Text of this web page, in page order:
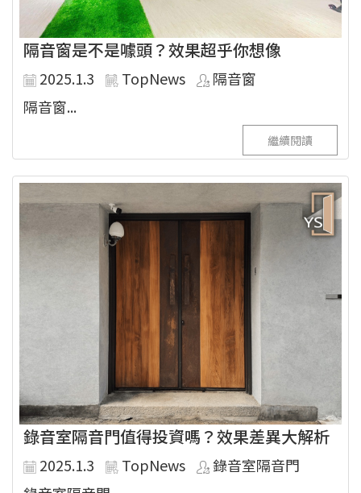
隔音窗是不是噱頭？效果超乎你想像
2025.1.3 TopNews
隔音窗
隔音窗...
繼續閱讀
錄音室隔音門值得投資嗎？效果差異大解析
2025.1.3 TopNews
錄音室隔音門